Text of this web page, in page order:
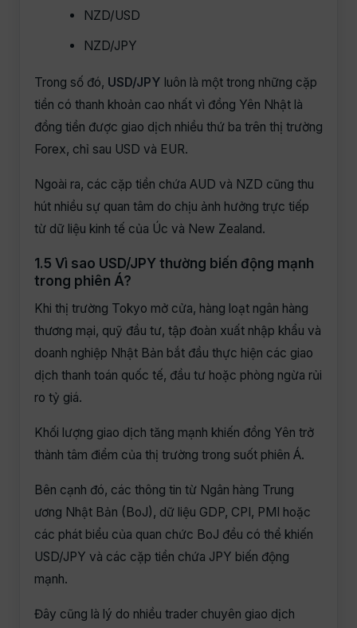
NZD/USD
NZD/JPY
Trong số đó, USD/JPY luôn là một trong những cặp
tiền có thanh khoản cao nhất vì đồng Yên Nhật là
đồng tiền được giao dịch nhiều thứ ba trên thị trường
Forex, chỉ sau USD và EUR.
Ngoài ra, các cặp tiền chứa AUD và NZD cũng thu
hút nhiều sự quan tâm do chịu ảnh hưởng trực tiếp
từ dữ liệu kinh tế của Úc và New Zealand.
1.5 Vì sao USD/JPY thường biến động mạnh
trong phiên Á?
Khi thị trường Tokyo mở cửa, hàng loạt ngân hàng
thương mại, quỹ đầu tư, tập đoàn xuất nhập khẩu và
doanh nghiệp Nhật Bản bắt đầu thực hiện các giao
dịch thanh toán quốc tế, đầu tư hoặc phòng ngừa rủi
ro tỷ giá.
Khối lượng giao dịch tăng mạnh khiến đồng Yên trở
thành tâm điểm của thị trường trong suốt phiên Á.
Bên cạnh đó, các thông tin từ Ngân hàng Trung
ương Nhật Bản (BoJ), dữ liệu GDP, CPI, PMI hoặc
các phát biểu của quan chức BoJ đều có thể khiến
USD/JPY và các cặp tiền chứa JPY biến động
mạnh.
Đây cũng là lý do nhiều trader chuyên giao dịch